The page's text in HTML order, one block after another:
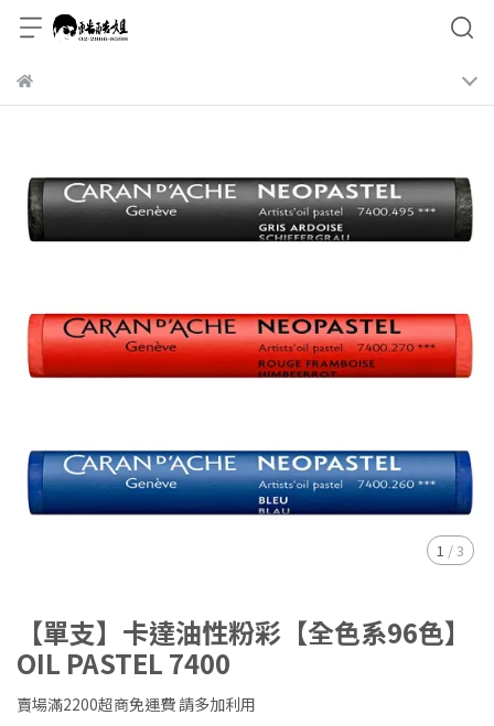
1 /3
【單支】卡達油性粉彩【全色系96色】
OIL PASTEL 7400
賣場滿2200超商免運費 請多加利用